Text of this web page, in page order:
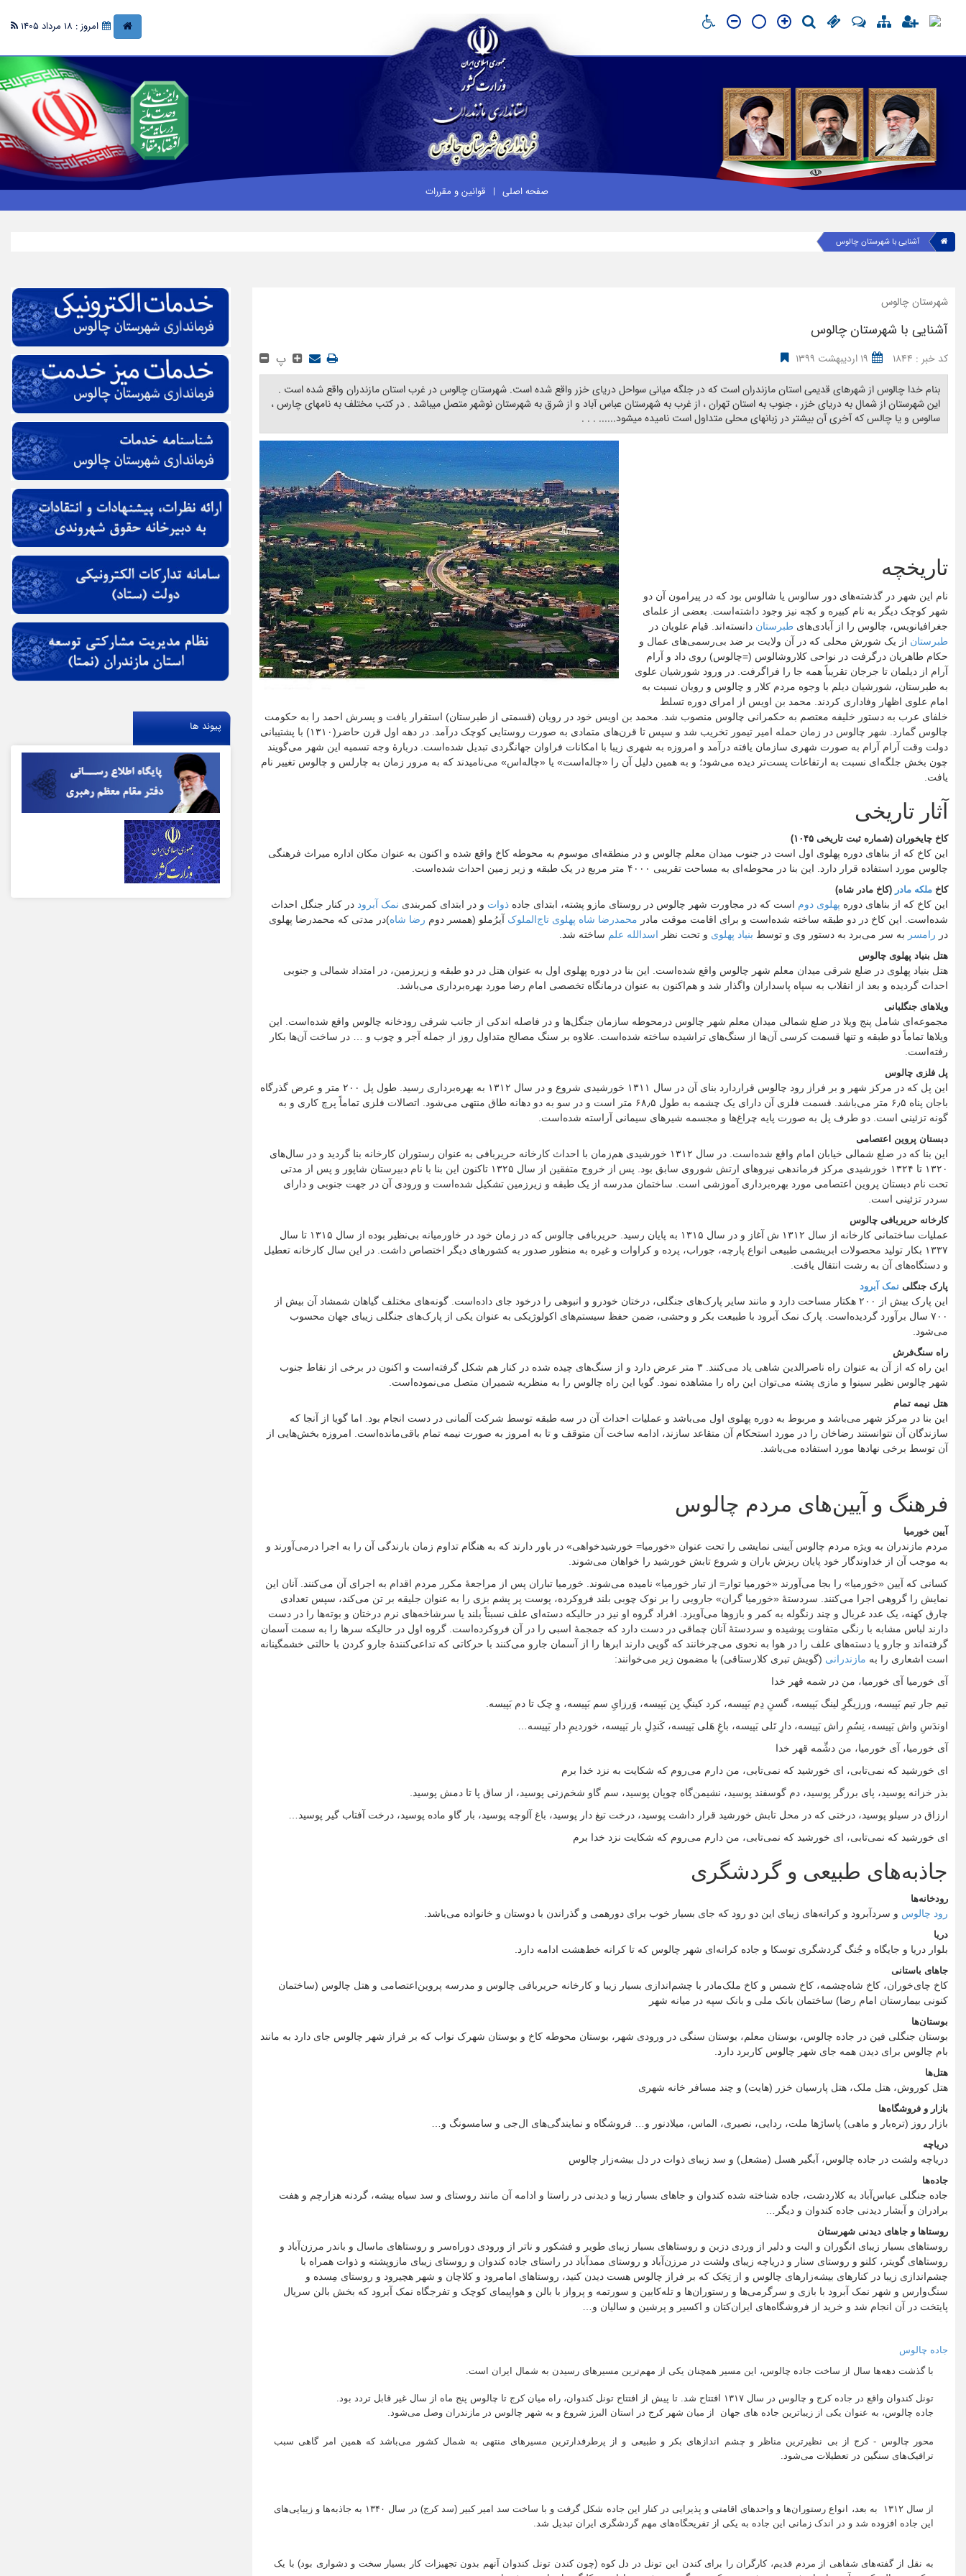
امروز : 18 مرداد 1405
صفحه اصلی قوانین و مقررات
آشنایی با شهرستان چالوس
شهرستان چالوس
آشنایی با شهرستان چالوس
کد خبر : 1844 19 اردیبهشت 1399 پ
بنام خدا چالوس از شهرهای قدیمی استان مازندران است که در جلگه میانی سواحل دریای خزر واقع شده است. شهرستان چالوس در غرب استان مازندران واقع شده است .
این شهرستان از شمال به دریای خزر ، جنوب به استان تهران ، از غرب به شهرستان عباس آباد و از شرق به شهرستان نوشهر متصل میباشد . در کتب مختلف به نامهای چارس ،
سالوس و یا چالس که آخری آن بیشتر در زبانهای محلی متداول است نامیده میشود...... . . . ‎
تاریخچه
نام این شهر در گذشته‌های دور سالوس یا شالوس بود که در پیرامون آن دو
شهر کوچک دیگر به نام کبیره و کچه نیز وجود داشته‌است. بعضی از علمای
جغرافیانویس، چالوس را از آبادی‌های طبرستان دانسته‌اند. قیام علویان در
طبرستان از یک شورش محلی که در آن ولایت بر ضد بی‌رسمی‌های عمال و
حکام طاهریان درگرفت در نواحی کلاروشالوس (=چالوس) روی داد و آرام
آرام از دیلمان تا جرجان تقریباً همه جا را فراگرفت. در ورود شورشیان علوی
به طبرستان، شورشیان دیلم با وجوه مردم کلار و چالوس و رویان نسبت به
امام علوی اظهار وفاداری کردند. محمد بن اویس از امرای دوره تسلط
خلفای عرب به دستور خلیفه معتصم به حکمرانی چالوس منصوب شد. محمد بن اویس خود در رویان (قسمتی از طبرستان) استقرار یافت و پسرش احمد را به حکومت
چالوس گمارد. شهر چالوس در زمان حمله امیر تیمور تخریب شد و سپس تا قرن‌های متمادی به صورت روستایی کوچک درآمد. در دهه اول قرن حاضر(۱۳۱۰) با پشتیبانی
دولت وقت آرام آرام به صورت شهری سازمان یافته درآمد و امروزه به شهری زیبا با امکانات فراوان جهانگردی تبدیل شده‌است. دربارهٔ وجه تسمیه این شهر می‌گویند
چون بخش جلگه‌ای نسبت به ارتفاعات پست‌تر دیده می‌شود؛ و به همین دلیل آن را «چاله‌است» یا «چاله‌اس» می‌نامیدند که به مرور زمان به چارلس و چالوس تغییر نام
یافت.
آثار تاریخی
کاخ چایخوران (شماره ثبت تاریخی ۱۰۴۵)
این کاخ که از بناهای دوره پهلوی اول است در جنوب میدان معلم چالوس و در منطقه‌ای موسوم به محوطه کاخ واقع شده و اکنون به عنوان مکان اداره میراث فرهنگی
چالوس مورد استفاده قرار دارد. این بنا در محوطه‌ای به مساحت تقریبی ۴۰۰۰ متر مربع در یک طبقه و زیر زمین احداث شده‌است.
کاخ ملکه مادر (کاخ مادر شاه)
این کاخ که از بناهای دوره پهلوی دوم است که در مجاورت شهر چالوس در روستای مازو پشته، ابتدای جاده ذوات و در ابتدای کمربندی نمک آبرود در کنار جنگل احداث
شده‌است. این کاخ در دو طبقه ساخته شده‌است و برای اقامت موقت مادر محمدرضا شاه پهلوی تاج‌الملوک آیرُملو (همسر دوم رضا شاه)در مدتی که محمدرضا پهلوی
در رامسر به سر می‌برد به دستور وی و توسط بنیاد پهلوی و تحت نظر اسدالله علم ساخته شد.
هتل بنیاد پهلوی چالوس
هتل بنیاد پهلوی در ضلع شرقی میدان معلم شهر چالوس واقع شده‌است. این بنا در دوره پهلوی اول به عنوان هتل در دو طبقه و زیرزمین، در امتداد شمالی و جنوبی
احداث گردیده و بعد از انقلاب به سپاه پاسداران واگذار شد و هم‌اکنون به عنوان درمانگاه تخصصی امام رضا مورد بهره‌برداری می‌باشد.
ویلاهای جنگلبانی
مجموعه‌ای شامل پنج ویلا در ضلع شمالی میدان معلم شهر چالوس درمحوطه سازمان جنگل‌ها و در فاصله اندکی از جانب شرقی رودخانه چالوس واقع شده‌است. این
ویلاها تماماً دو طبقه و تنها قسمت کرسی آن‌ها از سنگ‌های تراشیده ساخته شده‌است. علاوه بر سنگ مصالح متداول روز از جمله آجر و چوب و … در ساخت آن‌ها بکار
رفته‌است.
پل فلزی چالوس
این پل که در مرکز شهر و بر فراز رود چالوس قراردارد بنای آن در سال ۱۳۱۱ خورشیدی شروع و در سال ۱۳۱۲ به بهره‌برداری رسید. طول پل ۲۰۰ متر و عرض گذرگاه
باجان پناه ۶٫۵ متر می‌باشد. قسمت فلزی آن دارای یک چشمه به طول ۶۸٫۵ متر است و در سو به دو دهانه طاق منتهی می‌شود. اتصالات فلزی تماماً پرچ کاری و به
گونه تزئینی است. دو طرف پل به صورت پایه چراغ‌ها و مجسمه شیرهای سیمانی آراسته شده‌است.
دبستان پروین اعتصامی
این بنا که در ضلع شمالی خیابان امام واقع شده‌است. در سال ۱۳۱۲ خورشیدی هم‌زمان با احداث کارخانه حریربافی به عنوان رستوران کارخانه بنا گردید و در سال‌های
۱۳۲۰ تا ۱۳۲۴ خورشیدی مرکز فرماندهی نیروهای ارتش شوروی سابق بود. پس از خروج متفقین از سال ۱۳۲۵ تاکنون این بنا با نام دبیرستان شاپور و پس از مدتی
تحت نام دبستان پروین اعتصامی مورد بهره‌برداری آموزشی است. ساختمان مدرسه از یک طبقه و زیرزمین تشکیل شده‌است و ورودی آن در جهت جنوبی و دارای
سردر تزئینی است.
کارخانه حریربافی چالوس
عملیات ساختمانی کارخانه از سال ۱۳۱۲ ش آغاز و در سال ۱۳۱۵ به پایان رسید. حریربافی چالوس که در زمان خود در خاورمیانه بی‌نظیر بوده از سال ۱۳۱۵ تا سال
۱۳۳۷ بکار تولید محصولات ابریشمی طبیعی انواع پارچه، جوراب، پرده و کراوات و غیره به منظور صدور به کشورهای دیگر اختصاص داشت. در این سال کارخانه تعطیل
و دستگاه‌های آن به رشت انتقال یافت.
پارک جنگلی نمک آبرود
این پارک بیش از ۲۰۰ هکتار مساحت دارد و مانند سایر پارک‌های جنگلی، درختان خودرو و انبوهی را درخود جای داده‌است. گونه‌های مختلف گیاهان شمشاد آن بیش از
۷۰۰ سال برآورد گردیده‌است. پارک نمک آبرود با طبیعت بکر و وحشی، ضمن حفظ سیستم‌های اکولوژیکی به عنوان یکی از پارک‌های جنگلی زیبای جهان محسوب
می‌شود.
راه سنگ‌فرش
این راه که از آن به عنوان راه ناصرالدین شاهی یاد می‌کنند. ۳ متر عرض دارد و از سنگ‌های چیده شده در کنار هم شکل گرفته‌است و اکنون در برخی از نقاط جنوب
شهر چالوس نظیر سینوا و مازی پشته می‌توان این راه را مشاهده نمود. گویا این راه چالوس را به منظریه شمیران متصل می‌نموده‌است.
هتل نیمه تمام
این بنا در مرکز شهر می‌باشد و مربوط به دوره پهلوی اول می‌باشد و عملیات احداث آن در سه طبقه توسط شرکت آلمانی در دست انجام بود. اما گویا از آنجا که
سازندگان آن نتوانستند رضاخان را در مورد استحکام آن متقاعد سازند، ادامه ساخت آن متوقف و تا به امروز به صورت نیمه تمام باقی‌مانده‌است. امروزه بخش‌هایی از
آن توسط برخی نهادها مورد استفاده می‌باشد.
فرهنگ و آیین‌های مردم چالوس
آیین خورمیا
مردم مازندران به ویژه مردم چالوس آیینی نمایشی را تحت عنوان «خورمیا= خورشیدخواهی» در باور دارند که به هنگام تداوم زمان بارندگی آن را به اجرا درمی‌آورند و
به موجب آن از خداوندگار خود پایان ریزش باران و شروع تابش خورشید را خواهان می‌شوند.
کسانی که آیین «خورمیا» را بجا می‌آورند «خورمیا توار= از تبار خورمیا» نامیده می‌شوند. خورمیا تباران پس از مراجعهٔ مکرر مردم اقدام به اجرای آن می‌کنند. آنان این
نمایش را گروهی اجرا می‌کنند. سردستهٔ «خورمیا گران» جارویی را بر نوک چوبی بلند فروکرده، پوست پر پشم بزی را به عنوان جلیقه بر تن می‌کند، سپس تعدادی
چارق کهنه، یک عدد غربال و چند زنگوله به کمر و بازوها می‌آویزد. افراد گروه او نیز در حالیکه دسته‌ای علف نسبتاً بلند یا سرشاخه‌های نرم درختان و بوته‌ها را در دست
دارند لباس مشابه با رنگی متفاوت پوشیده و سردستهٔ آنان چماقی در دست دارد که جمجمهٔ اسبی را در آن فروکرده‌است. گروه اول در حالیکه سرها را به سمت آسمان
گرفته‌اند و جارو یا دسته‌های علف را در هوا به نحوی می‌چرخانند که گویی دارند ابرها را از آسمان جارو می‌کنند با حرکاتی که تداعی‌کنندهٔ جارو کردن با حالتی خشمگینانه
است اشعاری را به مازندرانی (گویش تبری کلارستاقی) با مضمون زیر می‌خوانند:
آی خورمیا آی خورمیا، من در شمه قهر خدا
تیم جار تیم بَپیسه، ورزیگرِ لینگ بَپیسه، گسنِ دِم بَپیسه، کرد کینگِ بِن بَپیسه، وَرزایِ سم بَپیسه، وِ چک تا دم بَپیسه.
اوندَسِ واش بَپیسه، نِسُمِ راش بَپیسه، دارِ تَلی بَپیسه، باغِ هَلی بَپیسه، کَندِلِ بار بَپیسه، خوردیمِ دار بَپیسه…
آی خورمیا، آی خورمیا، من دشِّمه قهر خدا
ای خورشید که نمی‌تابی، ای خورشید که نمی‌تابی، من دارم می‌روم که شکایت به نزد خدا برم
بذر خزانه پوسید، پای برزگر پوسید، دم گوسفند پوسید، نشیمن‌گاه چوپان پوسید، سم گاو شخم‌زنی پوسید، از ساق پا تا دمش پوسید.
ارزاق در سیلو پوسید، درختی که در محل تابش خورشید قرار داشت پوسید، درخت تیغ دار پوسید، باغ آلوچه پوسید، بار گاو ماده پوسید، درخت آفتاب گیر پوسید…
ای خورشید که نمی‌تابی، ای خورشید که نمی‌تابی، من دارم می‌روم که شکایت نزد خدا برم
جاذبه‌های طبیعی و گردشگری
رودخانه‌ها
رود چالوس و سردآبرود و کرانه‌های زیبای این دو رود که جای بسیار خوب برای دورهمی و گذراندن با دوستان و خانواده می‌باشد.
دریا
بلوار دریا و جایگاه و جُنگ گردشگری توسکا و جاده کرانه‌ای شهر چالوس که تا کرانه خط‌هشت ادامه دارد.
جاهای باستانی
کاخ چای‌خوران، کاخ شاه‌چشمه، کاخ شمس و کاخ ملک‌مادر با چشم‌اندازی بسیار زیبا و کارخانه حریربافی چالوس و مدرسه پروین‌اعتصامی و هتل چالوس (ساختمان
کنونی بیمارستان امام رضا) ساختمان بانک ملی و بانک سپه در میانه شهر
بوستان‌ها
بوستان جنگلی فین در جاده چالوس، بوستان معلم، بوستان سنگی در ورودی شهر، بوستان محوطه کاخ و بوستان شهرک نواب که بر فراز شهر چالوس جای دارد به مانند
بام چالوس برای دیدن همه جای شهر چالوس کاربرد دارد.
هتل‌ها
هتل کوروش، هتل ملک، هتل پارسیان خزر (هایت) و چند مسافر خانه شهری
بازار و فروشگاه‌ها
بازار روز (تره‌بار و ماهی) پاساژها ملت، ردایی، نصیری، الماس، میلادنور و… فروشگاه و نمایندگی‌های ال‌جی و سامسونگ و…
دریاچه
دریاچه ولشت در جاده چالوس، آبگیر هسل (مشعل) و سد زیبای ذوات در دل بیشه‌زار چالوس
جاده‌ها
جاده جنگلی عباس‌آباد به کلاردشت، جاده شناخته شده کندوان و جاهای بسیار زیبا و دیدنی در راستا و ادامه آن مانند روستای و سد سیاه بیشه، گردنه هزارچم و هفت
برادران و آبشار دیدنی جاده کندوان و دیگر…
روستاها و جاهای دیدنی شهرستان
روستاهای بسیار زیبای انگوران و الیت و دلیر از وردی دزبن و روستاهای بسیار زیبای طویر و فشکور و ناتر از ورودی دوراه‌سر و روستاهای ماسال و باندر مرزن‌آباد و
روستاهای گویتر، کلنو و روستای سنار و دریاچه زیبای ولشت در مرزن‌آباد و روستای ممدآباد در راستای جاده کندوان و روستای زیبای مازوپشته و ذوات همراه با
چشم‌اندازی زیبا در کنارهای بیشه‌زارهای چالوس و از تِجَک که بر فراز چالوس هست دیدن کنید، روستاهای امامرود و کلاچان و شهر هچیرود و روستای مِسده و
سنگ‌وارس و شهر نمک آبرود با بازی و سرگرمی‌ها و رستوران‌ها و تله‌کابین و سورتمه و پرواز با بالن و هواپیمای کوچک و تفرجگاه نمک آبرود که بخش بالن سریال
پایتخت در آن انجام شد و خرید از فروشگاه‌های ایران‌کتان و اکسیر و پرشین و سالیان و…
جاده چالوس
با گذشت دهه‌ها سال از ساخت جاده چالوس، این مسیر همچنان یکی از مهم‌ترین مسیرهای رسیدن به شمال ایران است.
تونل کندوان واقع در جاده کرج و چالوس در سال ۱۳۱۷ افتتاح شد. تا پیش از افتتاح تونل کندوان، راه میان کرج تا چالوس پنج ماه از سال غیر قابل تردد بود.
جاده چالوس، به عنوان یکی از زیباترین جاده های جهان از میان شهر کرج در استان البرز شروع و به شهر چالوس در مازندران وصل می‌شود.
محور چالوس - کرج از بی نظیرترین مناظر و چشم اندازهای بکر و طبیعی و از پرطرفدارترین مسیرهای منتهی به شمال کشور می‌باشد که همین امر گاهی سبب
ترافیک‌های سنگین در تعطیلات می‌شود.
از سال ۱۳۱۲ به بعد، انواع رستوران‌ها و واحدهای اقامتی و پذیرایی در کنار این جاده شکل گرفت و با ساخت سد امیر کبیر (سد کرج) در سال ۱۳۴۰ به جاذبه‌ها و زیبایی‌های
این جاده افزوده شد و در اندک زمانی این جاده به یکی از تفریحگاه‌های مهم گردشگری ایران تبدیل شد.
به نقل از گفته‌های شفاهی از مردم قدیم، کارگران را برای کندن این تونل در دل کوه (چون کندن تونل کندوان آنهم بدون تجهیزات کار بسیار سخت و دشواری بود) با یک
پیوند ها